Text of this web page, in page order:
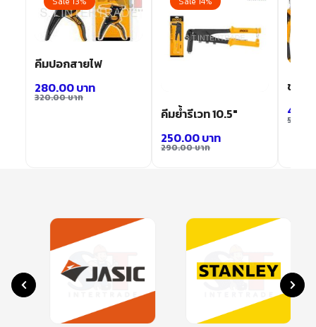
คีมปอกสายไฟ
320.00บาท
280.00บาท
คีมย้ำรีเวท 10.5″
290.00บาท
250.00บาท
ชุดคี